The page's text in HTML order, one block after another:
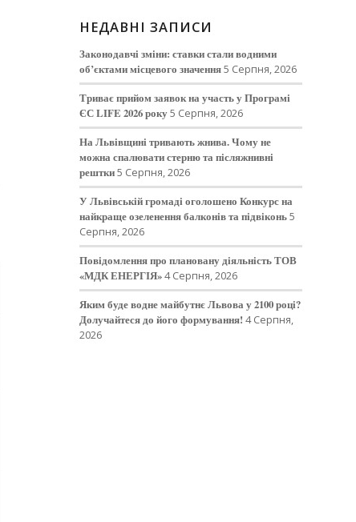
НЕДАВНІ ЗАПИСИ
Законодавчі зміни: ставки стали водними
об’єктами місцевого значення5 Серпня, 2026
Триває прийом заявок на участь у Програмі
ЄС LIFE 2026 року5 Серпня, 2026
На Львівщині тривають жнива. Чому не
можна спалювати стерню та післяжнивні
рештки5 Серпня, 2026
У Львівській громаді оголошено Конкурс на
найкраще озеленення балконів та підвіконь5
Серпня, 2026
Повідомлення про плановану діяльність ТОВ
«МДК ЕНЕРГІЯ»4 Серпня, 2026
Яким буде водне майбутнє Львова у 2100 році?
Долучайтеся до його формування! 4 Серпня,
2026